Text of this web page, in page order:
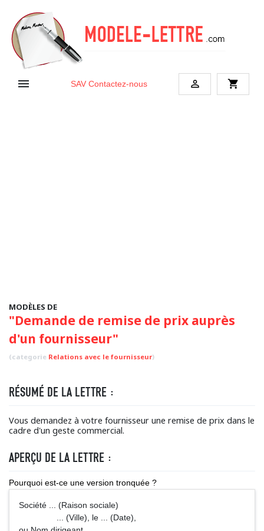
 SAV Contactez-nous  shopping_cart
MODÈLES DE
"Demande de remise de prix auprès
d'un fournisseur"
(categorie Relations avec le fournisseur)
RÉSUMÉ DE LA LETTRE :
Vous demandez à votre fournisseur une remise de prix dans le
cadre d'un geste commercial.
APERÇU DE LA LETTRE :
Pourquoi est-ce une version tronquée ?
Société ... (Raison sociale)
... (Ville), le ... (Date),